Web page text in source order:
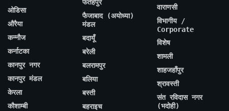
ओडिसा
औरैया
कन्नौज
कर्नाटका
कानपुर नगर
कानपुर मंडल
केरला
कौशाम्बी
फतेहपुर
फैजाबाद (अयोध्या)
मंडल
बदायूँ
बरेली
बलरामपुर
बलिया
बस्ती
बहराइच
वाराणसी
विभागीय /
Corporate
विशेष
शामली
शाहजहाँपुर
श्रावस्ती
संत रविदास नगर
(भदोही)